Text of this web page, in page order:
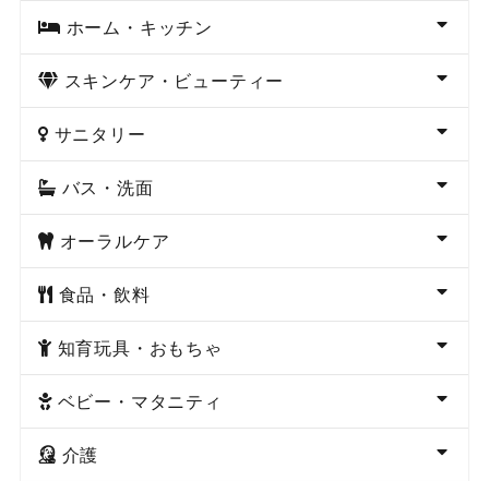
ホーム・キッチン
スキンケア・ビューティー
サニタリー
バス・洗面
オーラルケア
食品・飲料
知育玩具・おもちゃ
ベビー・マタニティ
介護